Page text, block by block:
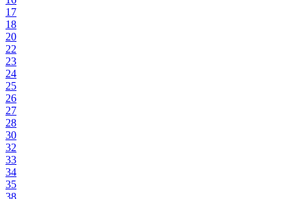
17
18
20
22
23
24
25
26
27
28
30
32
33
34
35
38